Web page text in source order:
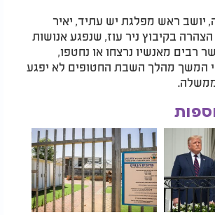
יושב ראש מפלגת יש עתיד, יאיר
בקיבוץ ניר עוז, שנפגע אנושות
רבים מאנשיו נרצחו או נחטפו,
המשך מהלך השבת החטופים לא יפגע